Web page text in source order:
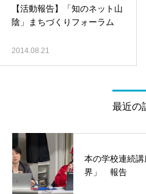
【活動報告】「知のネット山
陰」まちづくりフォーラム
2014.08.21
最近の
本の学校連続
界」 報告